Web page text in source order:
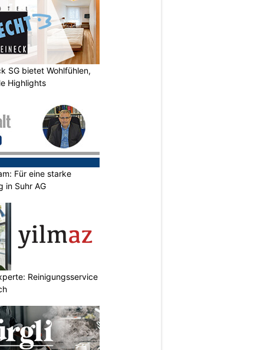
SG bietet Wohlfühlen,
Highlights
Für eine starke
in Suhr AG
Reinigungsservice